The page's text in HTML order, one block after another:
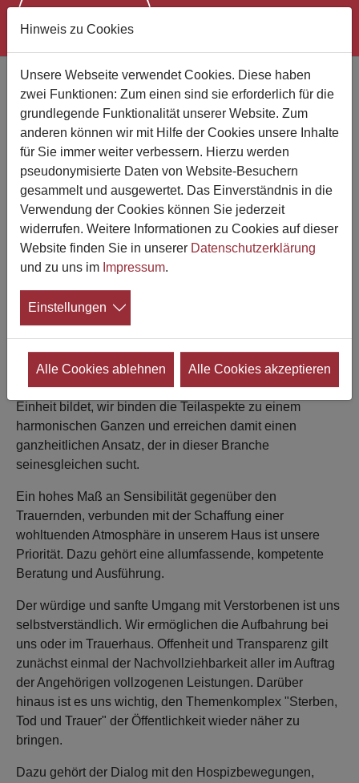
Rilling & Partner
Bestattungsdienst Tübingen
Wer wir sind
Unser Handeln ist von vier großen Grundsätzen
bestimmt, wobei jeder einzelne für sich betrachtet eine
Einheit bildet, wir binden die Teilaspekte zu einem
harmonischen Ganzen und erreichen damit einen
ganzheitlichen Ansatz, der in dieser Branche
seinesgleichen sucht.
Ein hohes Maß an Sensibilität gegenüber den
Trauernden, verbunden mit der Schaffung einer
wohltuenden Atmosphäre in unserem Haus ist unsere
Priorität. Dazu gehört eine allumfassende, kompetente
Beratung und Ausführung.
Der würdige und sanfte Umgang mit Verstorbenen ist uns
selbstverständlich. Wir ermöglichen die Aufbahrung bei
uns oder im Trauerhaus. Offenheit und Transparenz gilt
zunächst einmal der Nachvollziehbarkeit aller im Auftrag
der Angehörigen vollzogenen Leistungen. Darüber
hinaus ist es uns wichtig, den Themenkomplex "Sterben,
Tod und Trauer" der Öffentlichkeit wieder näher zu
bringen.
Dazu gehört der Dialog mit den Hospizbewegungen,
Hinweis zu Cookies
Unsere Webseite verwendet Cookies. Diese haben
zwei Funktionen: Zum einen sind sie erforderlich für die
grundlegende Funktionalität unserer Website. Zum
anderen können wir mit Hilfe der Cookies unsere Inhalte
für Sie immer weiter verbessern. Hierzu werden
pseudonymisierte Daten von Website-Besuchern
gesammelt und ausgewertet. Das Einverständnis in die
Verwendung der Cookies können Sie jederzeit
widerrufen. Weitere Informationen zu Cookies auf dieser
Website finden Sie in unserer Datenschutzerklärung
und zu uns im Impressum.
Einstellungen
Alle Cookies ablehnen Alle Cookies akzeptieren